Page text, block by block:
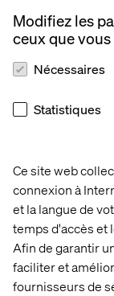
Ce site web
connexion à
et la langue de
temps d'accès et
Afin de garantir
faciliter et
fournisseurs de
Modifiez les
ceux que
Nécessaires
Statistiques
An exclusive
executives
Curated
An
Guests may
tourordinner
yourpreferred
further details